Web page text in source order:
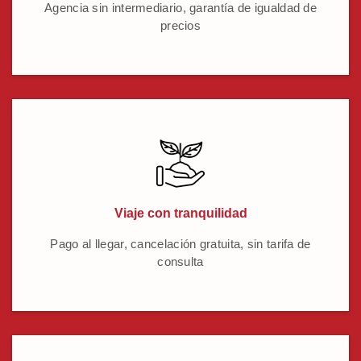
Agencia sin intermediario, garantía de igualdad de
precios
Viaje con tranquilidad
Pago al llegar, cancelación gratuita, sin tarifa de
consulta